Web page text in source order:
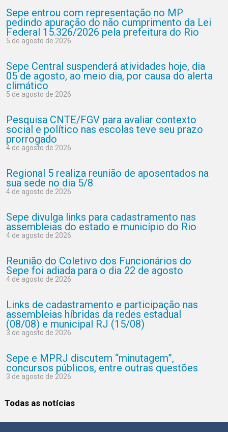
Sepe entrou com representação no MP
pedindo apuração do não cumprimento da Lei
Federal 15.326/2026 pela prefeitura do Rio
5 de agosto de 2026
Sepe Central suspenderá atividades hoje, dia
05 de agosto, ao meio dia, por causa do alerta
climático
5 de agosto de 2026
Pesquisa CNTE/FGV para avaliar contexto
social e político nas escolas teve seu prazo
prorrogado
4 de agosto de 2026
Regional 5 realiza reunião de aposentados na
sua sede no dia 5/8
4 de agosto de 2026
Sepe divulga links para cadastramento nas
assembleias do estado e município do Rio
4 de agosto de 2026
Reunião do Coletivo dos Funcionários do
Sepe foi adiada para o dia 22 de agosto
4 de agosto de 2026
Links de cadastramento e participação nas
assembleias híbridas da redes estadual
(08/08) e municipal RJ (15/08)
3 de agosto de 2026
Sepe e MPRJ discutem “minutagem”,
concursos públicos, entre outras questões
3 de agosto de 2026
Todas as notícias